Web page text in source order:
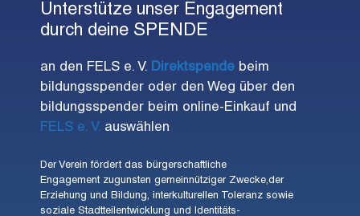
Unterstütze unser Engagement
durch deine SPENDE
an den FELS e. V. Direktspende beim
bildungsspender oder den Weg über den
bildungsspender beim online-Einkauf und
FELS e. V. auswählen
Der Verein fördert das bürgerschaftliche
Engagement zugunsten gemeinnütziger Zwecke,der
Erziehung und Bildung, interkulturellen Toleranz sowie
soziale Stadtteilentwicklung und Identitäts-